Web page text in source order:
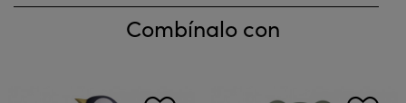
Combínalo con